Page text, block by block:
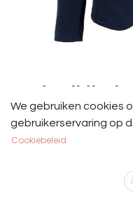
Rosé
Rijjasje Start Junior
We gebruiken cookies
gebruikerservaring op
Cookiebeleid